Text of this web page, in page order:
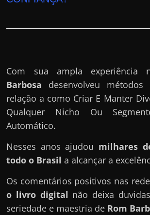
Com sua ampla experiência
Barbosa desenvolveu métodos
relação a como Criar E Manter
Qualquer Nicho Ou
Automático.
Nesses anos ajudou milhares
todo o Brasil a alcançar a
Os comentários positivos nas
o livro digital não deixa
seriedade e maestria de Rom